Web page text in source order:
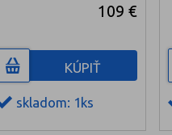
109 €
KÚPIŤ
skladom: 1ks